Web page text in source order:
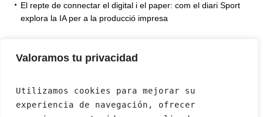
Valoramos tu privacidad
Utilizamos cookies para mejorar su
experiencia de navegación, ofrecer
El repte de connectar el digital i el paper: com el diari Sport
explora la IA per a la producció impresa